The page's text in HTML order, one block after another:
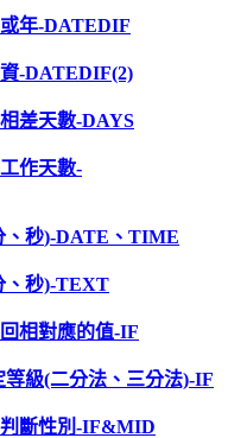
年-DATEDIF
-DATEDIF(2)
差天數-DAYS
作天數-
、秒)-DATE 、 TIME
、秒)-TEXT
相對應的值-IF
級(二分法、三分法)-IF
斷性別-IF&MID